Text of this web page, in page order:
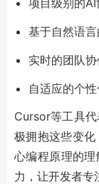
基于自然语
实时的团队
自适应的个
Cursor等工具
极拥抱这些变
心编程原理的
力，让开发者专